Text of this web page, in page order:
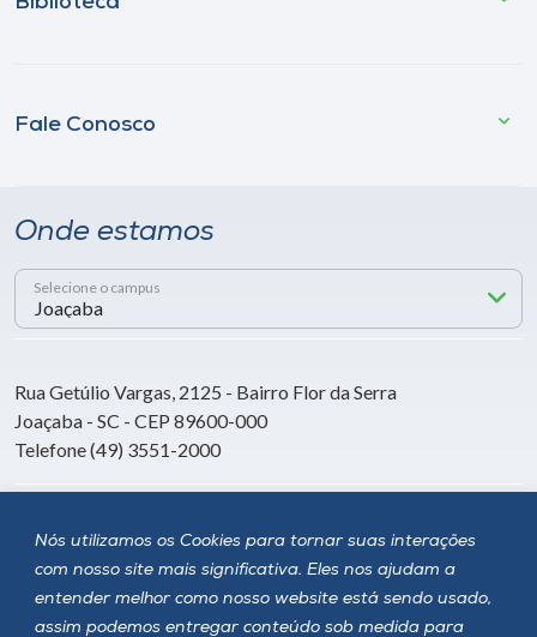
Nós utilizamos os Cookies para tornar suas interações
com nosso site mais significativa. Eles nos ajudam a
entender melhor como nosso website está sendo usado,
assim podemos entregar conteúdo sob medida para
Fale Conosco
Onde estamos
Selecione o campus
Rua Getúlio Vargas, 2125 - Bairro Flor da Serra
Joaçaba - SC - CEP 89600-000
Telefone (49) 3551-2000
Siga a Unoesc